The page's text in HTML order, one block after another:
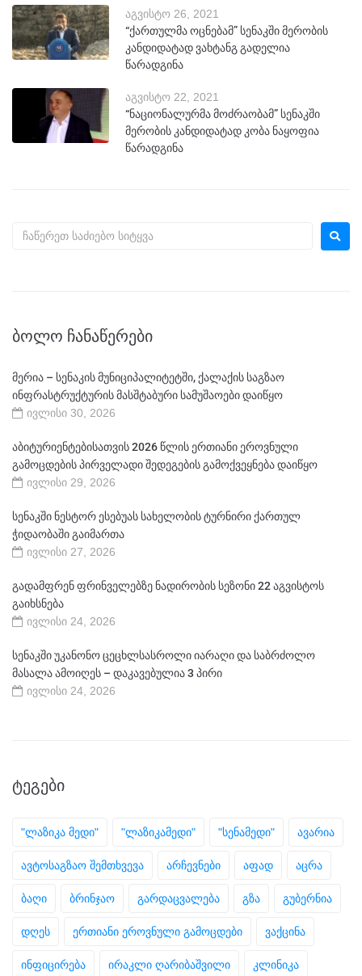
აგვისტო 26, 2021
“ქართულმა ოცნებამ” სენაკში მერობის
კანდიდატად ვახტანგ გადელია
წარადგინა
აგვისტო 22, 2021
“ნაციონალურმა მოძრაობამ” სენაკში
მერობის კანდიდატად კობა ნაყოფია
წარადგინა
ᲑᲝᲚᲝ ᲩᲐᲜᲐᲬᲔᲠᲔᲑᲘ
მერია – სენაკის მუნიციპალიტეტში, ქალაქის საგზაო
ინფრასტრუქტურის მასშტაბური სამუშაოები დაიწყო
ივლისი 30, 2026
აბიტურიენტებისათვის 2026 წლის ერთიანი ეროვნული
გამოცდების პირველადი შედეგების გამოქვეყნება დაიწყო
ივლისი 29, 2026
სენაკში ნესტორ ესებუას სახელობის ტურნირი ქართულ
ჭიდაობაში გაიმართა
ივლისი 27, 2026
გადამფრენ ფრინველებზე ნადირობის სეზონი 22 აგვისტოს
გაიხსნება
ივლისი 24, 2026
სენაკში უკანონო ცეცხლსასროლი იარაღი და საბრძოლო
მასალა ამოიღეს – დაკავებულია 3 პირი
ივლისი 24, 2026
ᲢᲔᲒᲔᲑᲘ
"ლაზიკა მედი" "ლაზიკამედი" "სენამედი" ავარია
ავტოსაგზაო შემთხვევა არჩევნები აფად აცრა
ბაღი ბრინჯაო გარდაცვალება გზა გუბერნია
დღეს ერთიანი ეროვნული გამოცდები ვაქცინა
ინფიცირება ირაკლი ღარიბაშვილი კლინიკა